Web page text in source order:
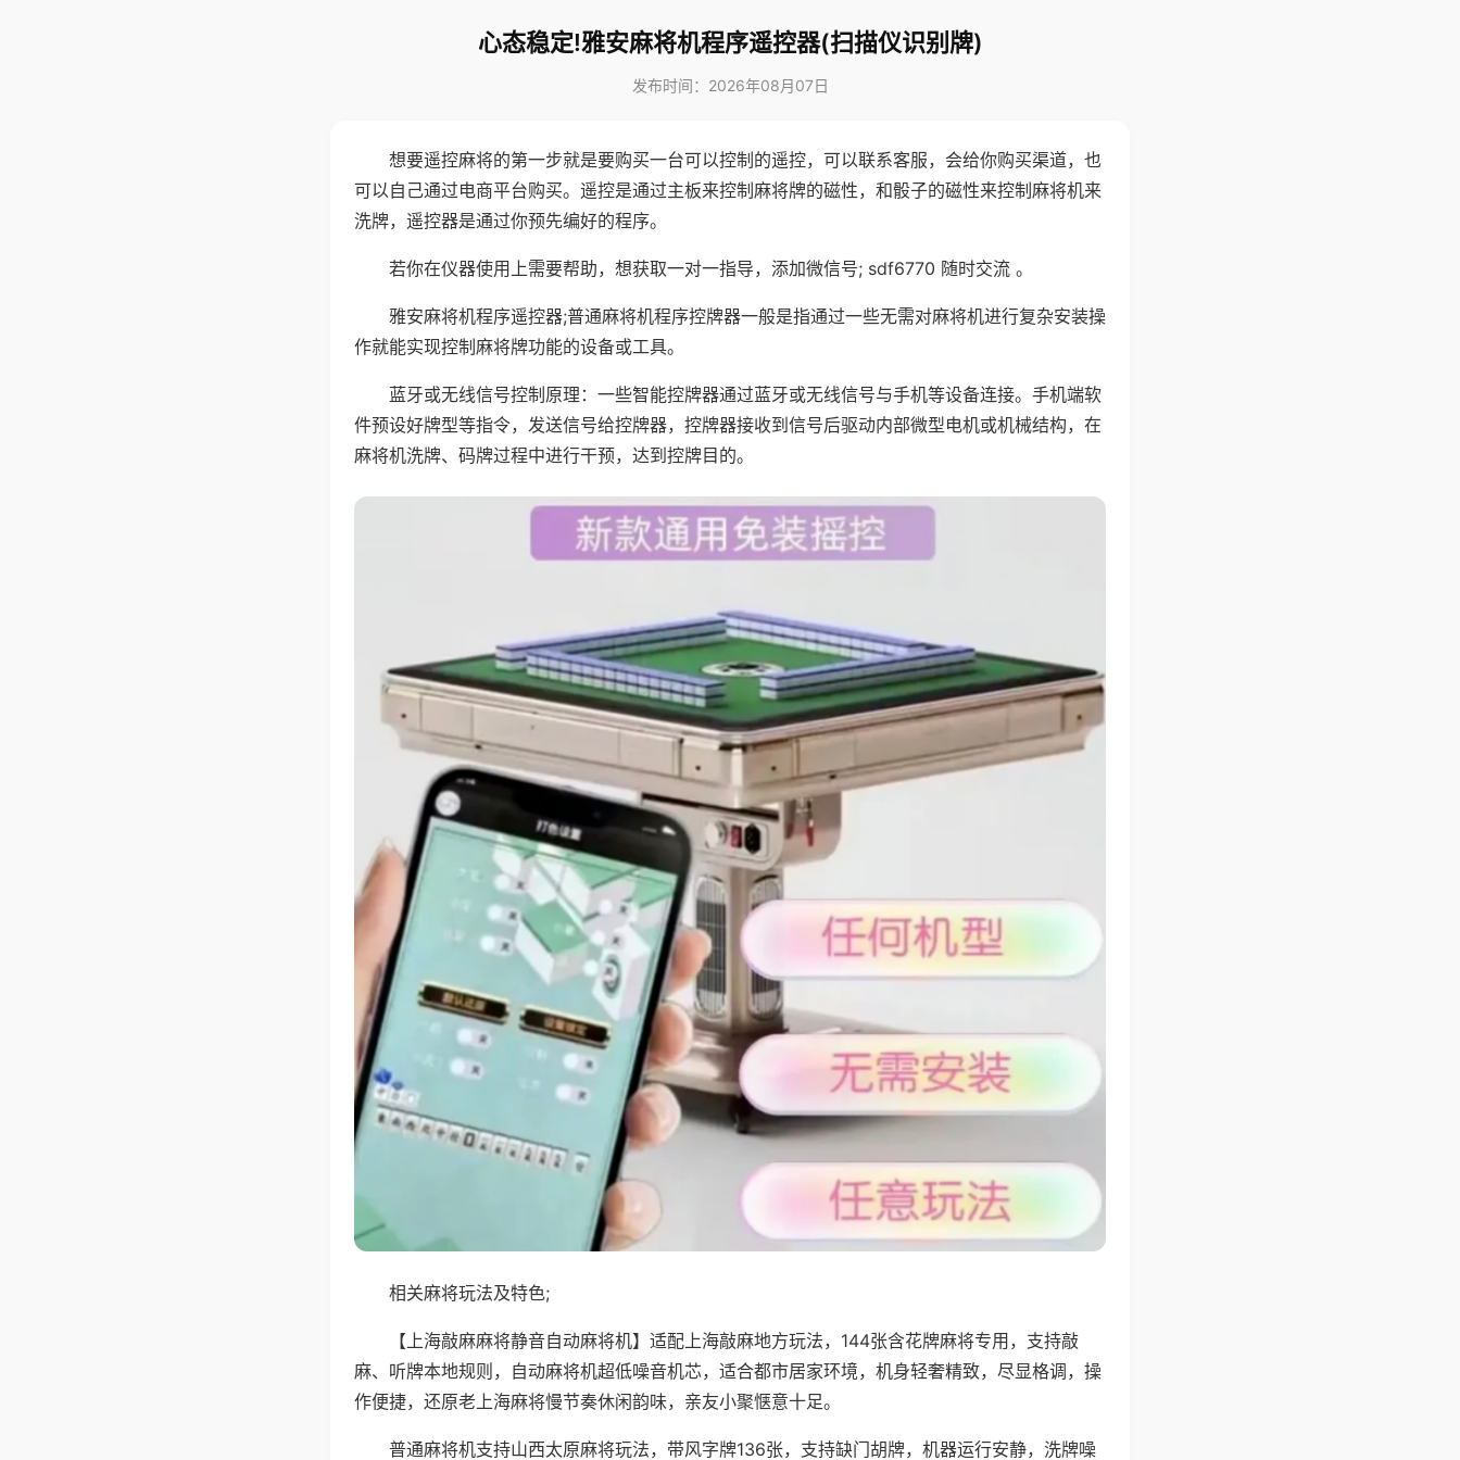
心态稳定!雅安麻将机程序遥控器(扫描仪识别牌)
发布时间：2026年08月07日
想要遥控麻将的第一步就是要购买一台可以控制的遥控，可以联系客服，会给你购买渠道，也
可以自己通过电商平台购买。遥控是通过主板来控制麻将牌的磁性，和骰子的磁性来控制麻将机来
洗牌，遥控器是通过你预先编好的程序。
若你在仪器使用上需要帮助，想获取一对一指导，添加微信号; sdf6770 随时交流 。
雅安麻将机程序遥控器;普通麻将机程序控牌器一般是指通过一些无需对麻将机进行复杂安装操
作就能实现控制麻将牌功能的设备或工具。
蓝牙或无线信号控制原理：一些智能控牌器通过蓝牙或无线信号与手机等设备连接。手机端软
件预设好牌型等指令，发送信号给控牌器，控牌器接收到信号后驱动内部微型电机或机械结构，在
麻将机洗牌、码牌过程中进行干预，达到控牌目的。
相关麻将玩法及特色;
【上海敲麻麻将静音自动麻将机】适配上海敲麻地方玩法，144张含花牌麻将专用，支持敲
麻、听牌本地规则，自动麻将机超低噪音机芯，适合都市居家环境，机身轻奢精致，尽显格调，操
作便捷，还原老上海麻将慢节奏休闲韵味，亲友小聚惬意十足。
普通麻将机支持山西太原麻将玩法，带风字牌136张，支持缺门胡牌，机器运行安静，洗牌噪